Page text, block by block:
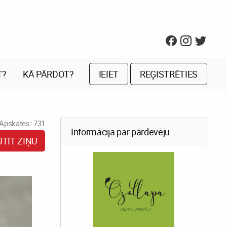
KĀ PĀRDOT? IEIET REĢISTRĒTIES
731
ZIŅU
Informācija par pārdevēju